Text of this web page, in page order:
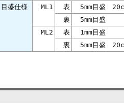
目盛仕様
ML1 表
5mm目盛
裏
5mm目盛
ML2
表
1mm目盛
裏
5mm目盛